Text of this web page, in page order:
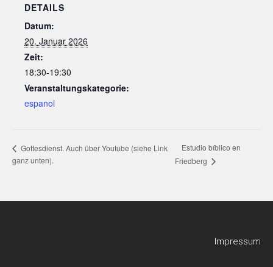
DETAILS
Datum:
20. Januar 2026
Zeit:
18:30-19:30
Veranstaltungskategorie:
espanol
Gottesdienst. Auch über Youtube (siehe Link
ganz unten).
Estudio bíblico en
Friedberg
Impressum